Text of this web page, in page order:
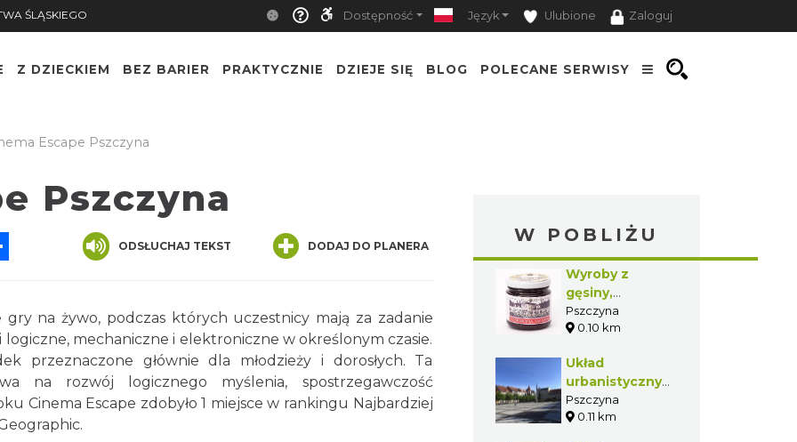
ŚLĄSKIEGO Dostępność Język Ulubione Zaloguj
Z DZIECKIEM BEZ BARIER PRAKTYCZNIE DZIEJE SIĘ BLOG POLECANE SERWISY
Escape Pszczyna
Pszczyna
ODSŁUCHAJ TEKST DODAJ DO PLANERA
na żywo, podczas których uczestnicy mają za zadanie
mechaniczne i elektroniczne w określonym czasie.
przeznaczone głównie dla młodzieży i dorosłych. Ta
na rozwój logicznego myślenia, spostrzegawczość
Cinema Escape zdobyło 1 miejsce w rankingu Najbardziej
W POBLIŻU
Wyroby z
gęsiny,
konfitury,
marynaty
Pszczyna
0.10 km
Układ
urbanistyczny
Pszczyny
Pszczyna
0.11 km